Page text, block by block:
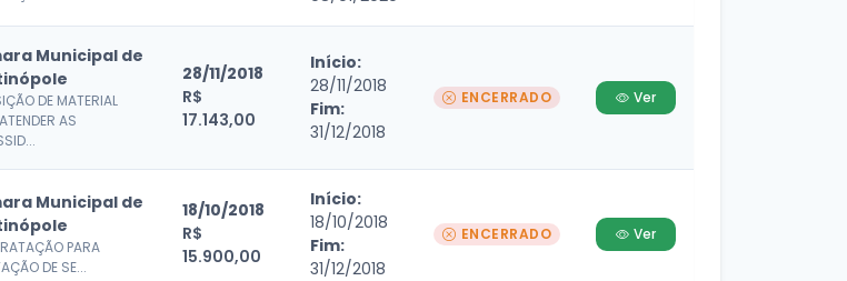
Municipal de
DE MATERIAL
AS
28/11/2018
R$
17.143,00
Início:
28/11/2018
Fim:
31/12/2018
ENCERRADO Ver
Municipal de
PARA
DE SE...
18/10/2018
R$
15.900,00
Início:
18/10/2018
Fim:
31/12/2018
ENCERRADO Ver